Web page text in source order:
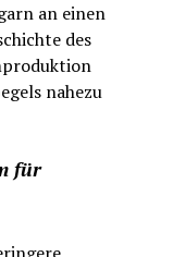
an einen
des
nahezu
für